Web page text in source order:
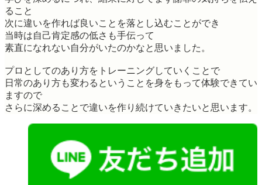
ること
次に違いを作れば良いことを落とし込むことができ
当時は自己肯定感の低さも手伝って
素直になれない自分がいたのかなと思いました。
プロとしてのあり方をトレーニングしていくことで
日常のあり方も変わるということを身をもって体験できてい
ますので
さらに深めることで違いを作り続けていきたいと思います。